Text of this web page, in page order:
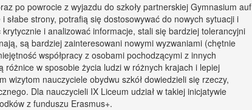
po powrocie z wyjazdu do szkoły partnerskiej Gymnasium auf
strony, potrafią się dostosowywać do nowych sytuacji i
i analizować informacje, stali się bardziej tolerancyjni
są bardziej zainteresowani nowymi wyzwaniami (chętnie
współpracy z osobami pochodzącymi z innych
w sposobie życia ludzi w różnych krajach i lepiej
wizytom nauczyciele obydwu szkół dowiedzieli się rzeczy,
Dla nauczycieli IX Liceum udział w takiej inicjatywie
z funduszu Erasmus+.